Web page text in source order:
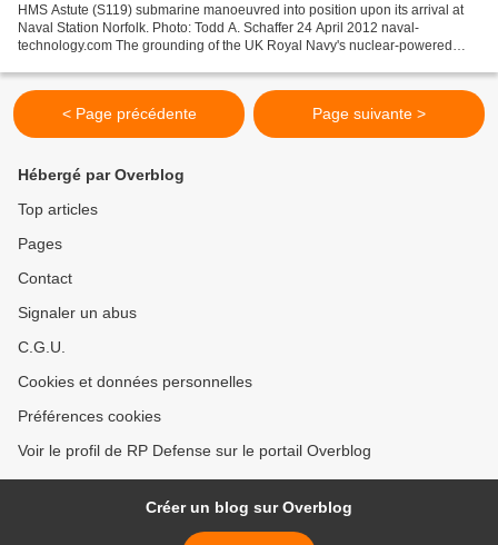
HMS Astute (S119) submarine manoeuvred into position upon its arrival at
Naval Station Norfolk. Photo: Todd A. Schaffer 24 April 2012 naval-
technology.com The grounding of the UK Royal Navy's nuclear-powered
< Page précédente Page suivante >
Hébergé par Overblog
Top articles
Pages
Contact
Signaler un abus
C.G.U.
Cookies et données personnelles
Préférences cookies
Voir le profil de RP Defense sur le portail Overblog
Créer un blog sur Overblog